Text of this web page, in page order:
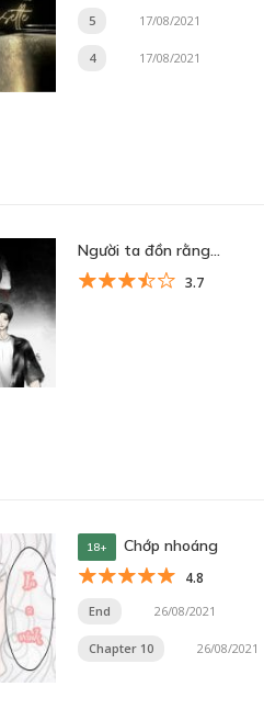
5 17/08/2021
4 17/08/2021
Người ta đồn rằng…
3.7
18+ Chớp nhoáng
4.8
End 26/08/2021
Chapter 10 26/08/2021